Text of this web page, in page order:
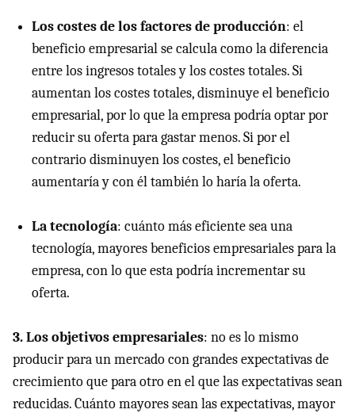
Los costes de los factores de producción: el
beneficio empresarial se calcula como la diferencia
entre los ingresos totales y los costes totales. Si
aumentan los costes totales, disminuye el beneficio
empresarial, por lo que la empresa podría optar por
reducir su oferta para gastar menos. Si por el
contrario disminuyen los costes, el beneficio
aumentaría y con él también lo haría la oferta.
La tecnología: cuánto más eficiente sea una
tecnología, mayores beneficios empresariales para la
empresa, con lo que esta podría incrementar su
oferta.
3. Los objetivos empresariales: no es lo mismo
producir para un mercado con grandes expectativas de
crecimiento que para otro en el que las expectativas sean
reducidas. Cuánto mayores sean las expectativas, mayor